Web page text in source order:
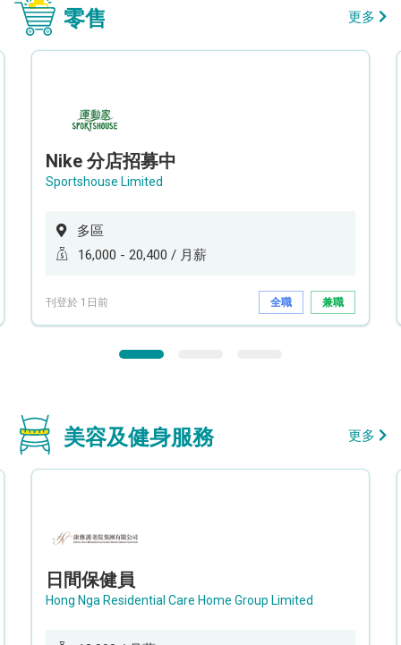
零售 更多
Nike 分店招募中
Sportshouse Limited
多區
16,000 - 20,400 / 月薪
刊登於 1日前 全職 兼職
美容及健身服務 更多
日間保健員
Hong Nga Residential Care Home Group Limited